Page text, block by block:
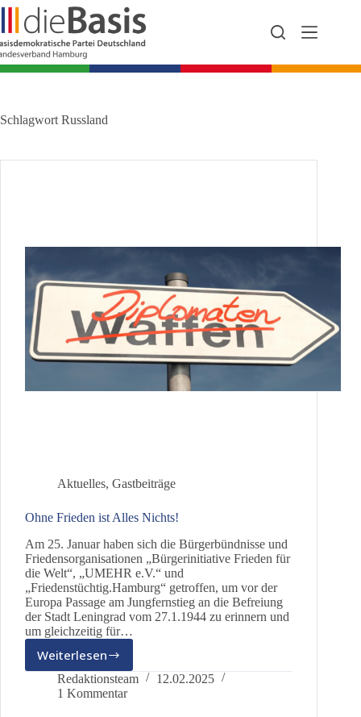
Zum
Inhalt
springen
Schlagwort Russland
Aktuelles, Gastbeiträge
Ohne Frieden ist Alles Nichts!
Am 25. Januar haben sich die Bürgerbündnisse und
Friedensorganisationen „Bürgerinitiative Frieden für
die Welt“, „UMEHR e.V.“ und
„Friedenstüchtig.Hamburg“ getroffen, um vor der
Europa Passage am Jungfernstieg an die Befreiung
der Stadt Leningrad vom 27.1.1944 zu erinnern und
um gleichzeitig für…
Weiterlesen
Ohne
Frieden
ist
Redaktionsteam
12.02.2025
1 Kommentar